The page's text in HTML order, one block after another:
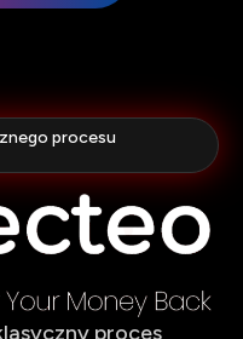
procesu
proces